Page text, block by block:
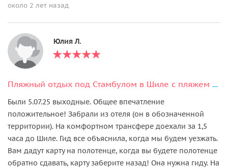
около 2 лет назад
Юлия Л.
Пляжный отдых под Стамбулом в Шиле с пляжем и бассейном
Были 5.07.25 выходные. Общее впечатление
положительное! Забрали из отеля (он в обозначенной
территории). На комфортном трансфере доехали за 1,5
часа до Шиле. Гид все объяснила, когда мы будем уезжать.
Вам дадут карту на полотенце, когда вы будете полотенце
обратно сдавать, карту заберите назад! Она нужна гиду. На